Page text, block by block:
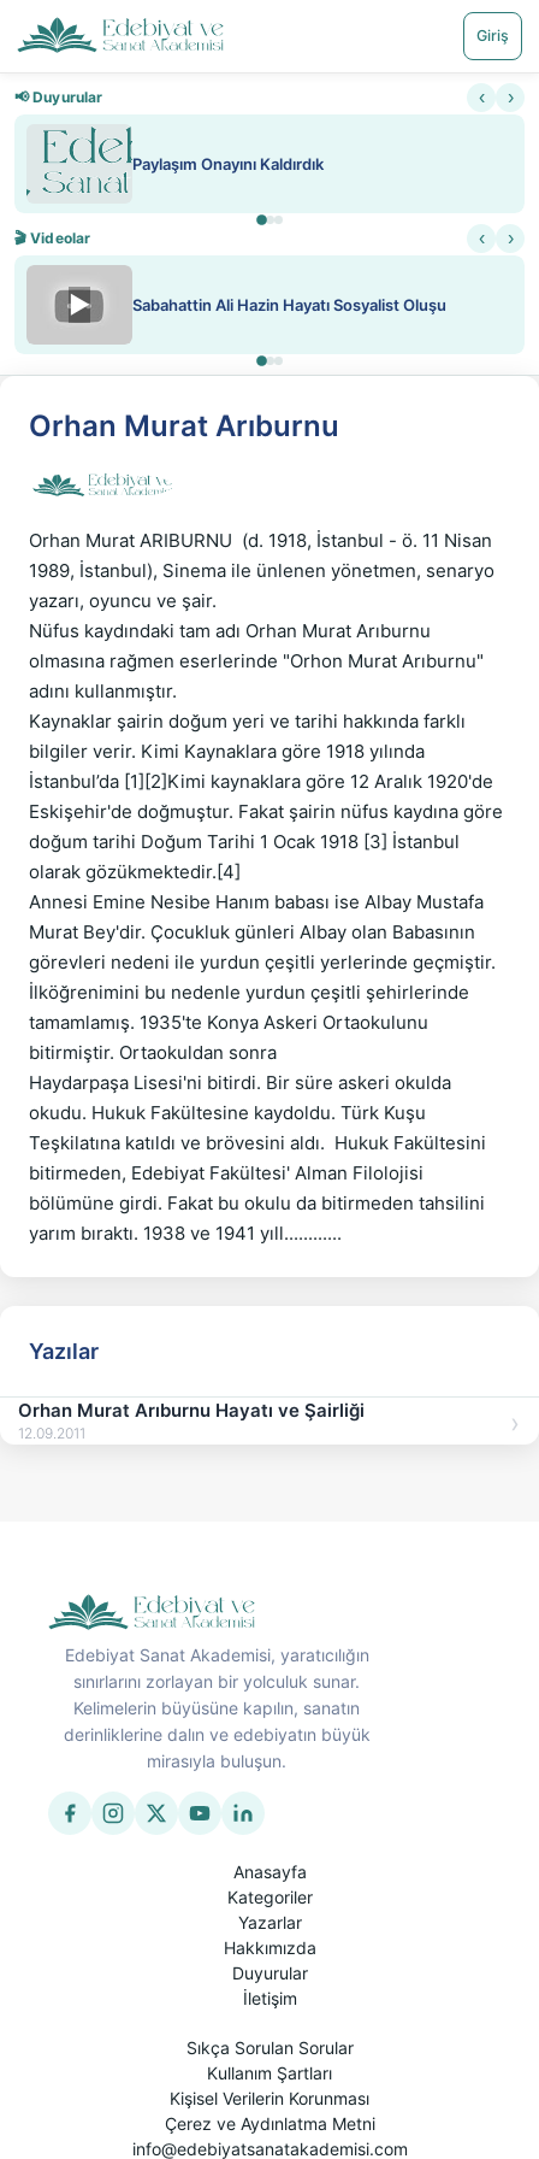
Giriş
📢 Duyurular ‹ ›
Paylaşım Onayını Kaldırdık
🎬 Videolar ‹ ›
▶ Sabahattin Ali Hazin Hayatı Sosyalist Oluşu
Orhan Murat Arıburnu
Orhan Murat ARIBURNU  (d. 1918, İstanbul - ö. 11 Nisan
1989, İstanbul), Sinema ile ünlenen yönetmen, senaryo
yazarı, oyuncu ve şair.
Nüfus kaydındaki tam adı Orhan Murat Arıburnu
olmasına rağmen eserlerinde "Orhon Murat Arıburnu"
adını kullanmıştır.
Kaynaklar şairin doğum yeri ve tarihi hakkında farklı
bilgiler verir. Kimi Kaynaklara göre 1918 yılında
İstanbul’da [1][2]Kimi kaynaklara göre 12 Aralık 1920'de
Eskişehir'de doğmuştur. Fakat şairin nüfus kaydına göre
doğum tarihi Doğum Tarihi 1 Ocak 1918 [3] İstanbul
olarak gözükmektedir.[4]
Annesi Emine Nesibe Hanım babası ise Albay Mustafa
Murat Bey'dir. Çocukluk günleri Albay olan Babasının
görevleri nedeni ile yurdun çeşitli yerlerinde geçmiştir.
İlköğrenimini bu nedenle yurdun çeşitli şehirlerinde
tamamlamış. 1935'te Konya Askeri Ortaokulunu
bitirmiştir. Ortaokuldan sonra
Haydarpaşa Lisesi'ni bitirdi. Bir süre askeri okulda
okudu. Hukuk Fakültesine kaydoldu. Türk Kuşu
Teşkilatına katıldı ve brövesini aldı.  Hukuk Fakültesini
bitirmeden, Edebiyat Fakültesi' Alman Filolojisi
bölümüne girdi. Fakat bu okulu da bitirmeden tahsilini
Yazılar
Orhan Murat Arıburnu Hayatı ve Şairliği
12.09.2011
Edebiyat Sanat Akademisi, yaratıcılığın
sınırlarını zorlayan bir yolculuk sunar.
Kelimelerin büyüsüne kapılın, sanatın
derinliklerine dalın ve edebiyatın büyük
mirasıyla buluşun.
Anasayfa
Kategoriler
Yazarlar
Hakkımızda
Duyurular
İletişim
Sıkça Sorulan Sorular
Kullanım Şartları
Kişisel Verilerin Korunması
Çerez ve Aydınlatma Metni
info@edebiyatsanatakademisi.com